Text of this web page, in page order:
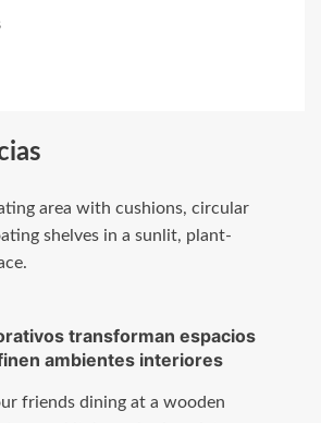
transforman espacios
ambientes interiores